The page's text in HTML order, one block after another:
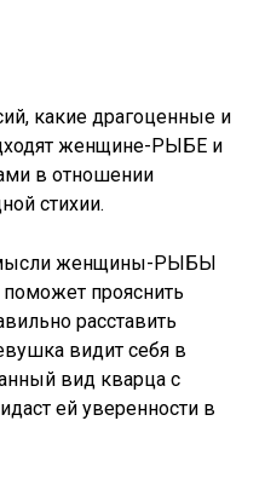
какие драгоценные и
женщине-РЫБЕ и
в отношении
стихии.
мысли женщины-РЫБЫ
поможет прояснить
расставить
видит себя в
вид кварца с
ей уверенности в